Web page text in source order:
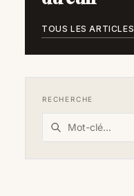
TOUS LES ARTICLES
RECHERCHE